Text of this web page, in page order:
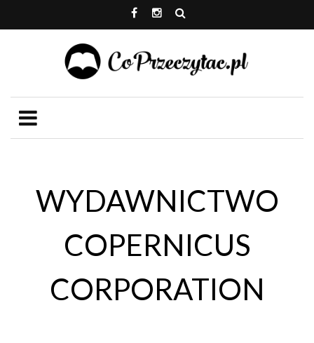
WYDAWNICTWO
COPERNICUS
CORPORATION